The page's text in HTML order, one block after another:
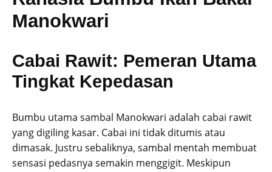
Manokwari
Cabai Rawit: Pemeran Utama
Tingkat Kepedasan
Bumbu utama sambal Manokwari adalah cabai rawit
yang digiling kasar. Cabai ini tidak ditumis atau
dimasak. Justru sebaliknya, sambal mentah membuat
sensasi pedasnya semakin menggigit. Meskipun